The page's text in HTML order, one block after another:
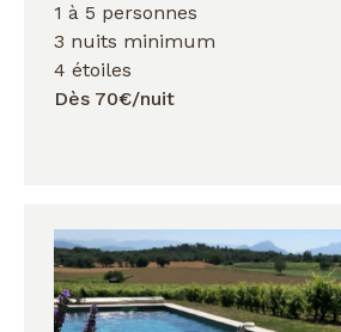
1 à 5 personnes
3 nuits minimum
4 étoiles
Dès 70€/nuit